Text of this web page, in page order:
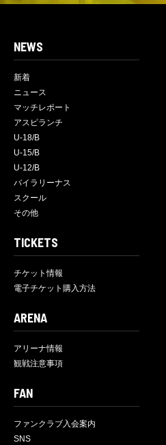
NEWS
新着
ニュース
マッチレポート
アスピランチ
U-18/B
U-15/B
U-12/B
バイラリーナス
スクール
その他
TICKETS
チケット情報
電子チケット購入方法
ARENA
アリーナ情報
観戦注意事項
FAN
ファンクラブ入会案内
SNS